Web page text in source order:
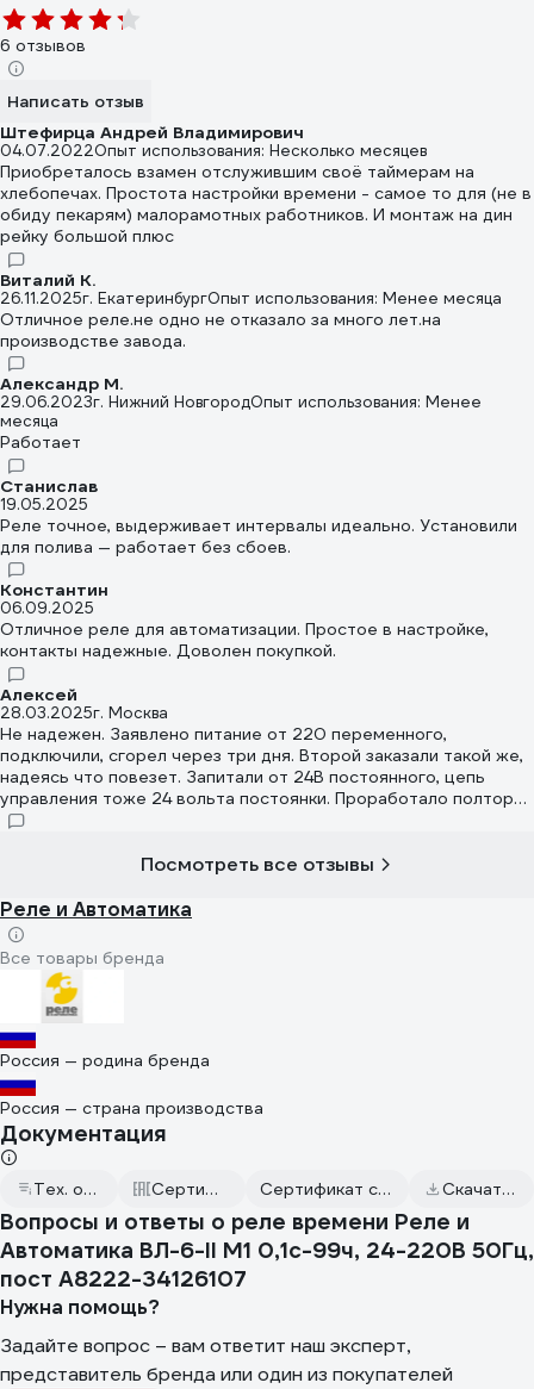
6 отзывов
Написать отзыв
Штефирца Андрей Владимирович
04.07.2022Опыт использования: Несколько месяцев
Приобреталось взамен отслужившим своё таймерам на
хлебопечах. Простота настройки времени - самое то для (не в
обиду пекарям) малорамотных работников. И монтаж на дин
рейку большой плюс
Виталий К.
26.11.2025г. ЕкатеринбургОпыт использования: Менее месяца
Отличное реле.не одно не отказало за много лет.на
производстве завода.
Александр М.
29.06.2023г. Нижний НовгородОпыт использования: Менее
месяца
Работает
Станислав
19.05.2025
Реле точное, выдерживает интервалы идеально. Установили
для полива — работает без сбоев.
Константин
06.09.2025
Отличное реле для автоматизации. Простое в настройке,
контакты надежные. Доволен покупкой.
Алексей
28.03.2025г. Москва
Не надежен. Заявлено питание от 220 переменного,
подключили, сгорел через три дня. Второй заказали такой же,
надеясь что повезет. Запитали от 24В постоянного, цепь
управления тоже 24 вольта постоянки. Проработало полторы
недели примерно, и перестало отсчитывать интервалы
отсчитывает, а вот 45 - 47 продолжает мигать желтым и
Посмотреть все отзывы
Реле и Автоматика
Все товары бренда
Россия — родина бренда
Россия — страна производства
Документация
Тех. описание к ВЛ-6-II М1 Сертификаты соответствия Сертификат соответствия от 2024.09.04 Скачать всю документацию
Вопросы и ответы о реле времени Реле и
Автоматика ВЛ-6-II M1 0,1с-99ч, 24-220В 50Гц,
пост A8222-34126107
Нужна помощь?
Задайте вопрос – вам ответит наш эксперт,
представитель бренда или один из покупателей